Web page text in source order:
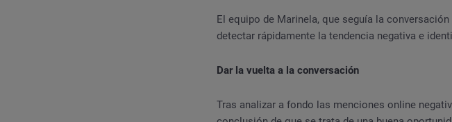
El equipo de Marinela, que seguía la
detectar rápidamente la tendencia negativa e
Dar la vuelta a la conversación
Tras analizar a fondo las menciones online